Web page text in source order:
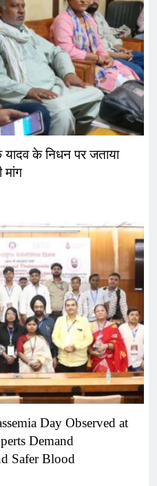
के निधन पर जताया
मांग
Day Observed at
Demand
Safer Blood